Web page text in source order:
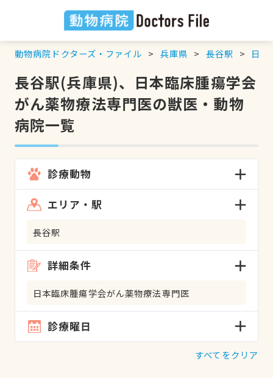
動物病院ドクターズ・ファイル 兵庫県 長谷駅 日本
長谷駅(兵庫県)、日本臨床腫瘍学会
がん薬物療法専門医の獣医・動物
病院一覧
診療動物
エリア・駅
長谷駅
詳細条件
日本臨床腫瘍学会がん薬物療法専門医
診療曜日
すべてをクリア